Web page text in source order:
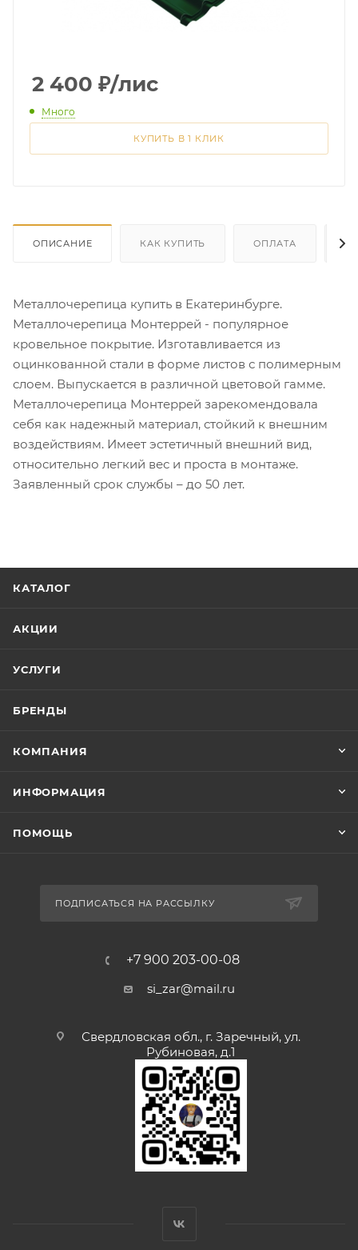
2 400 ₽/лис
Много
КУПИТЬ В 1 КЛИК
ОПИСАНИЕ КАК КУПИТЬ ОПЛАТА
Металлочерепица купить в Екатеринбурге.
Металлочерепица Монтеррей - популярное
кровельное покрытие. Изготавливается из
оцинкованной стали в форме листов с полимерным
слоем. Выпускается в различной цветовой гамме.
Металлочерепица Монтеррей зарекомендовала
себя как надежный материал, стойкий к внешним
воздействиям. Имеет эстетичный внешний вид,
относительно легкий вес и проста в монтаже.
Заявленный срок службы – до 50 лет.
КАТАЛОГ
АКЦИИ
УСЛУГИ
БРЕНДЫ
КОМПАНИЯ
ИНФОРМАЦИЯ
ПОМОЩЬ
ПОДПИСАТЬСЯ НА РАССЫЛКУ
+7 900 203-00-08
si_zar@mail.ru
Свердловская обл., г. Заречный, ул.
Рубиновая, д.1